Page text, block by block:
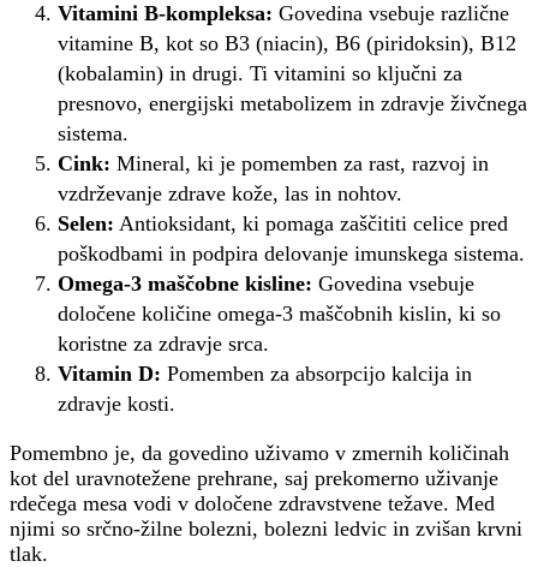
Vitamini B-kompleksa: Govedina vsebuje različne
vitamine B, kot so B3 (niacin), B6 (piridoksin), B12
(kobalamin) in drugi. Ti vitamini so ključni za
presnovo, energijski metabolizem in zdravje živčnega
sistema.
Cink: Mineral, ki je pomemben za rast, razvoj in
vzdrževanje zdrave kože, las in nohtov.
Selen: Antioksidant, ki pomaga zaščititi celice pred
poškodbami in podpira delovanje imunskega sistema.
Omega-3 maščobne kisline: Govedina vsebuje
določene količine omega-3 maščobnih kislin, ki so
koristne za zdravje srca.
Vitamin D: Pomemben za absorpcijo kalcija in
zdravje kosti.
Pomembno je, da govedino uživamo v zmernih količinah
kot del uravnotežene prehrane, saj prekomerno uživanje
rdečega mesa vodi v določene zdravstvene težave. Med
njimi so srčno-žilne bolezni, bolezni ledvic in zvišan krvni
tlak.